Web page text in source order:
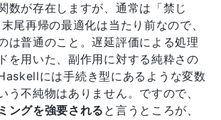
数が存在しますが、通常は「禁じ
尾再帰の最適化は当たり前なので、
は普通のこと。遅延評価による処理
を用いた、副作用に対する純粋さの
には手続き型にあるような変数
う不純物はありません。ですので、
ングを強要される と言うところが、